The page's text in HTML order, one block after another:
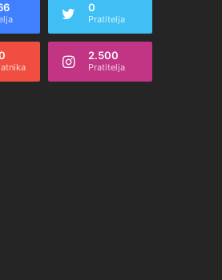
0
Pratitelja
2.500
Pratitelja